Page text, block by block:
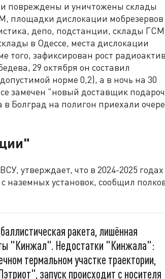
повреждены и уничтожены склады
площадки дислокации мобрезервов
депо, подстанции, склады
в Одессе, места дислокации
того, зафиксирован рост
29 октября он составил
норме 0,2), а в ночь на 30
замечен "новый доставщик
в Болград на полигон приехали
утверждает, что в 2024-2025 годах
наземных установок, сообщил
ракета, лишённая
"Кинжал". Недостатки "Кинжала":
термальном участке траектории,
запуск происходит с носителя